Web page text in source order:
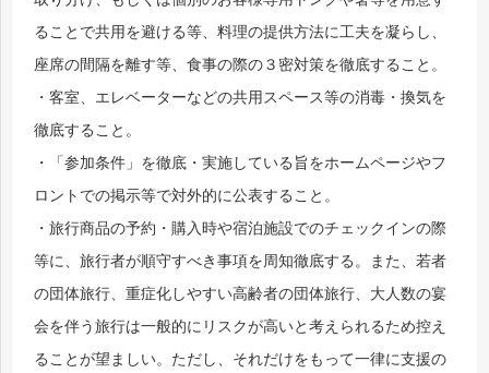
ることで共用を避ける等、料理の提供方法に工夫を凝らし、
座席の間隔を離す等、食事の際の３密対策を徹底すること。
・客室、エレベーターなどの共用スペース等の消毒・換気を
徹底すること。
・「参加条件」を徹底・実施している旨をホームページやフ
ロントでの掲示等で対外的に公表すること。
・旅行商品の予約・購入時や宿泊施設でのチェックインの際
等に、旅行者が順守すべき事項を周知徹底する。また、若者
の団体旅行、重症化しやすい高齢者の団体旅行、大人数の宴
会を伴う旅行は一般的にリスクが高いと考えられるため控え
ることが望ましい。ただし、それだけをもって一律に支援の